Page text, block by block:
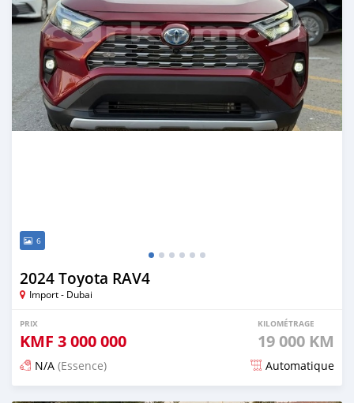
6
2024 Toyota RAV4
Import - Dubai
PRIX
KMF 3 000 000
KILOMÉTRAGE
19 000 KM
N/A (Essence) Automatique
Publié il y a 10 jours